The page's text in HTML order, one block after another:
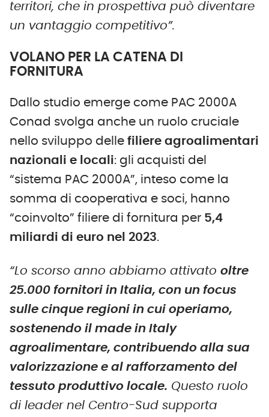
territori, che in prospettiva può diventare
un vantaggio competitivo”.
VOLANO PER LA CATENA DI
FORNITURA
Dallo studio emerge come PAC 2000A
Conad svolga anche un ruolo cruciale
nello sviluppo delle filiere agroalimentari
nazionali e locali: gli acquisti del
“sistema PAC 2000A”, inteso come la
somma di cooperativa e soci, hanno
“coinvolto” filiere di fornitura per 5,4
miliardi di euro nel 2023.
“Lo scorso anno abbiamo attivato oltre
25.000 fornitori in Italia, con un focus
sulle cinque regioni in cui operiamo,
sostenendo il made in Italy
agroalimentare, contribuendo alla sua
valorizzazione e al rafforzamento del
tessuto produttivo locale. Questo ruolo
di leader nel Centro-Sud supporta